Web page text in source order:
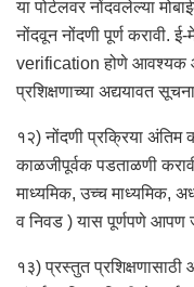
या पोर्टलवर नोंदवलेल्या
नोंदवून नोंदणी पूर्ण करावी.
verification होणे आवश्यक
प्रशिक्षणाच्या अद्ययावत
१२) नोंदणी प्रक्रिया अंतिम
काळजीपूर्वक पडताळणी
माध्यमिक, उच्च माध्यमिक,
व निवड ) यास पूर्णपणे आपण
१३) प्रस्तुत प्रशिक्षणासाठी